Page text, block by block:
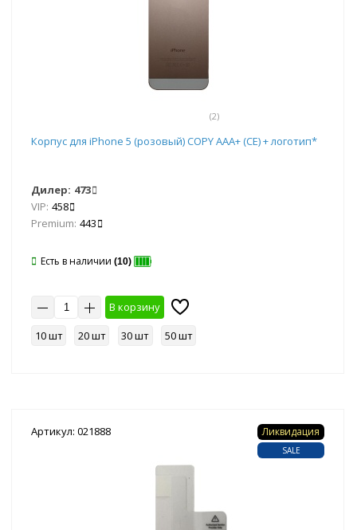
(2)
Корпус для iPhone 5 (розовый) COPY AAA+ (CE) + логотип*
Дилер: 473
VIP: 458
Premium: 443
Есть в наличии (10)
В корзину
10 шт
20 шт 30 шт 50 шт
Артикул: 021888 Ликвидация
SALE